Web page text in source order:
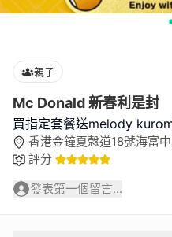
親子
Mc Donald 新春利是封
買指定套餐送melody
香港金鐘夏愨道18號海富
評分
發表第一個留言...